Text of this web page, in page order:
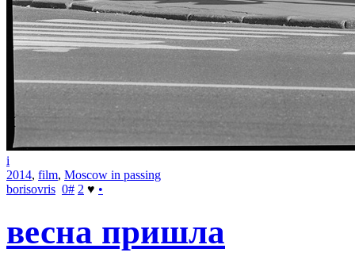
i
2014, film, Moscow in passing
borisovris 0# 2 ♥ •
весна пришла